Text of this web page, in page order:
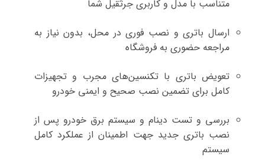
متناسب با مدل و کاربری جرثقیل شما
ارسال باتری و نصب فوری در محل، بدون نیاز به
مراجعه حضوری به فروشگاه
تعویض باتری با تکنسین‌های مجرب و تجهیزات
کامل برای تضمین نصب صحیح و ایمنی خودرو
بررسی و تست دینام و سیستم برق خودرو پس از
نصب باتری جدید جهت اطمینان از عملکرد کامل
سیستم